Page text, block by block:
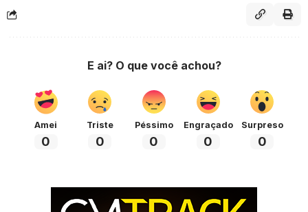
E ai? O que você achou?
Amei
0
Triste
0
Péssimo
0
Engraçado
0
Surpreso
0